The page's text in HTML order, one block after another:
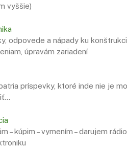
vyššie)
odpovede a nápady ku
úpravám zariadení
príspevky, ktoré inde nie je
– kúpim – vymením – darujem